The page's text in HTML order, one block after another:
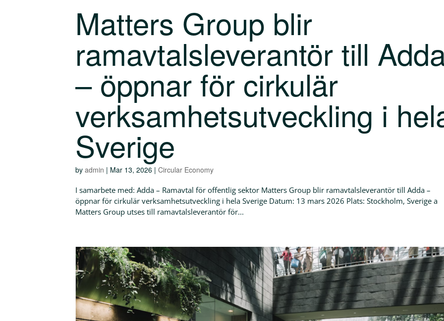
Matters Group blir
ramavtalsleverantör till
– öppnar för cirkulär
verksamhetsutveckling i
Sverige
by admin | Mar 13, 2026 | Circular Economy
I samarbete med: Adda – Ramavtal för offentlig sektor Matters Group blir ramavtalsleverantör till Adda –
öppnar för cirkulär verksamhetsutveckling i hela Sverige Datum: 13 mars 2026 Plats: Stockholm, Sverige a
Matters Group utses till ramavtalsleverantör för...